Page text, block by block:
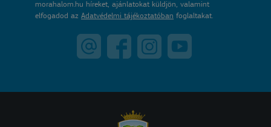
morahalom.hu híreket, ajánlatokat küldjön, valamint
elfogadod az Adatvédelmi tájékoztatóban foglaltakat.